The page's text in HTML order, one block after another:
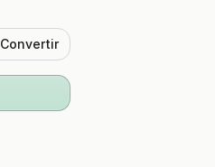
Convertir